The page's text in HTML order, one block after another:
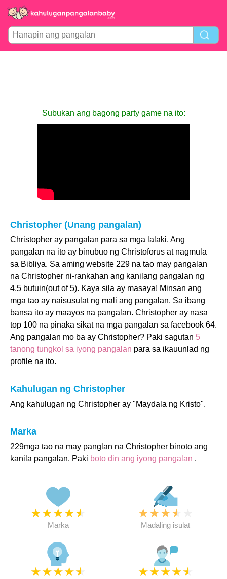
Subukan ang bagong party game na ito:
Christopher (Unang pangalan)
Christopher ay pangalan para sa mga lalaki. Ang
pangalan na ito ay binubuo ng Christoforus at nagmula
sa Bibliya. Sa aming website 229 na tao may pangalan
na Christopher ni-rankahan ang kanilang pangalan ng
4.5 butuin(out of 5). Kaya sila ay masaya! Minsan ang
mga tao ay naisusulat ng mali ang pangalan. Sa ibang
bansa ito ay maayos na pangalan. Christopher ay nasa
top 100 na pinaka sikat na mga pangalan sa facebook 64.
Ang pangalan mo ba ay Christopher? Paki sagutan 5
tanong tungkol sa iyong pangalan para sa ikauunlad ng
profile na ito.
Kahulugan ng Christopher
Ang kahulugan ng Christopher ay "Maydala ng Kristo".
Marka
229mga tao na may panglan na Christopher binoto ang
kanila pangalan. Paki boto din ang iyong pangalan .
★★★★★
Marka
★★★★
Madaling isulat
★★★★★ ★★★★★